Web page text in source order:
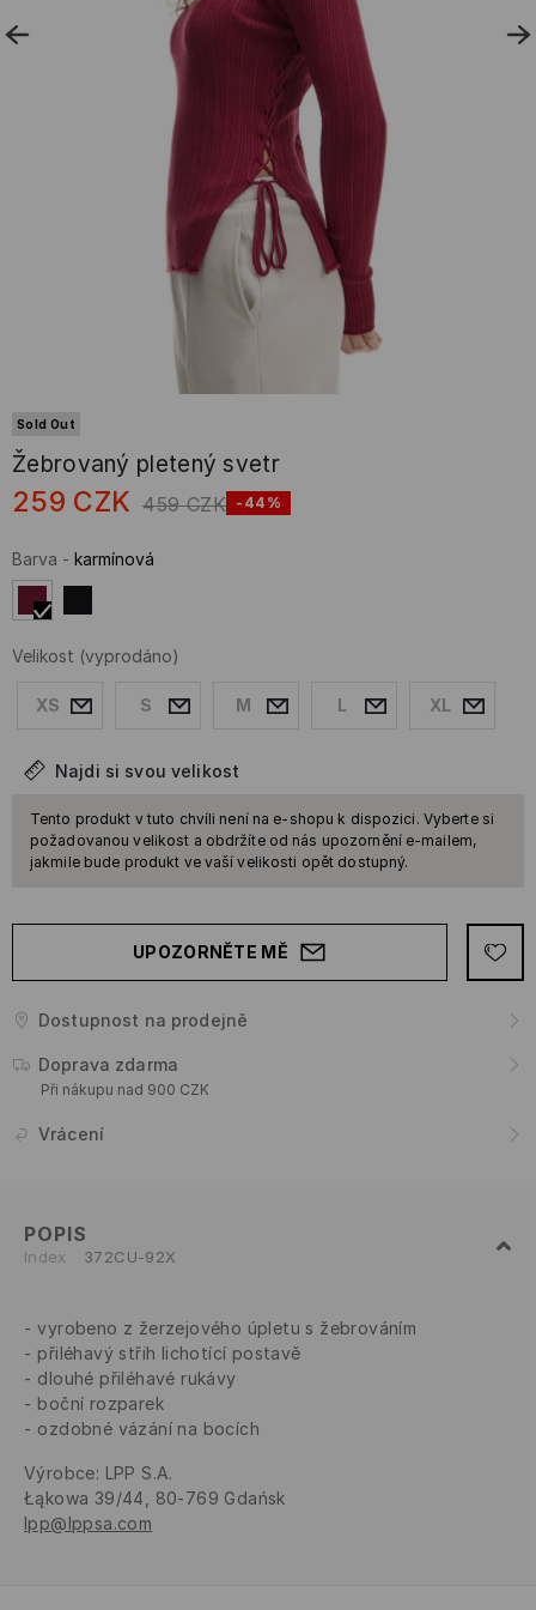
Sold Out
Žebrovaný pletený svetr
259 CZK 459 CZK -44%
Barva - karmínová
Velikost (vyprodáno)
XS S M L XL
Najdi si svou velikost
Tento produkt v tuto chvíli není na e-shopu k dispozici. Vyberte si
požadovanou velikost a obdržíte od nás upozornění e-mailem,
jakmile bude produkt ve vaší velikosti opět dostupný.
UPOZORNĚTE MĚ
Dostupnost na prodejně
Doprava zdarma
Při nákupu nad 900 CZK
Vrácení
POPIS
Index 372CU-92X
vyrobeno z žerzejového úpletu s žebrováním
přiléhavý střih lichotící postavě
dlouhé přiléhavé rukávy
boční rozparek
ozdobné vázání na bocích
Výrobce: LPP S.A.
Łąkowa 39/44, 80-769 Gdańsk
lpp@lppsa.com